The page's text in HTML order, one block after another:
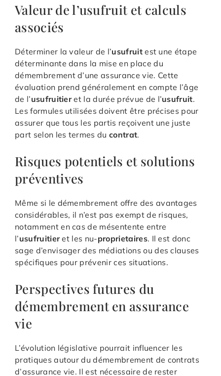
Valeur de l’usufruit et calculs
associés
Déterminer la valeur de l’usufruitest une étape
déterminante dans la mise en place du
démembrement d’une assurance vie. Cette
évaluation prend généralement en compte l’âge
de l’usufruitieret la durée prévue de l’usufruit.
Les formules utilisées doivent être précises pour
assurer que tous les partis reçoivent une juste
part selon les termes ducontrat.
Risques potentiels et solutions
préventives
Même si le démembrement offre des avantages
considérables, il n’est pas exempt de risques,
notamment en cas de mésentente entre
l’usufruitieret les nu-proprietaires. Il est donc
sage d’envisager des médiations ou des clauses
spécifiques pour prévenir ces situations.
Perspectives futures du
démembrement en assurance
vie
L’évolution législative pourrait influencer les
pratiques autour du démembrement de contrats
d’assurance vie. Il est nécessaire de rester